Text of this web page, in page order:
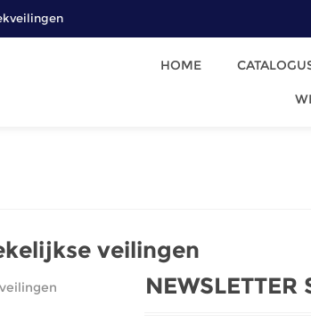
HOME
veilingen
NEWSLETTER